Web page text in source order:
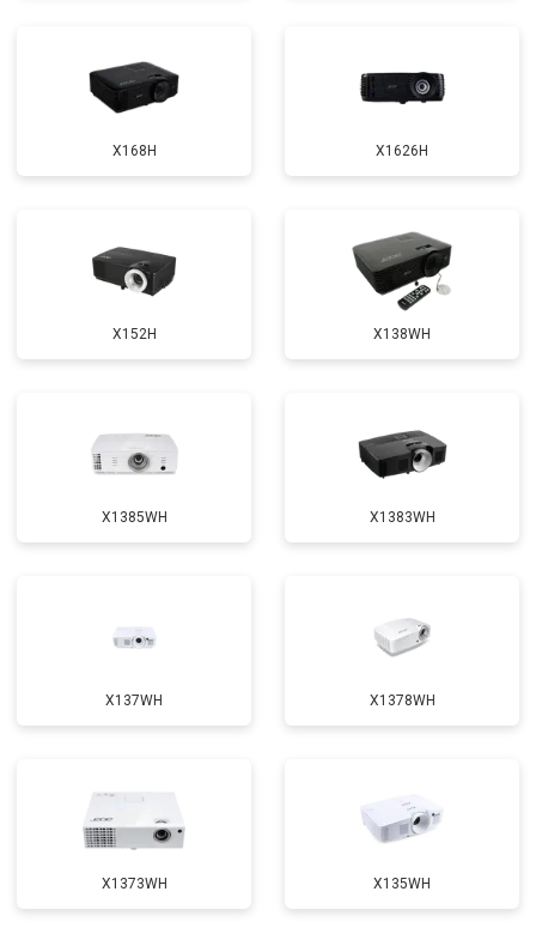
X168H X1626H
X152H X138WH
X1385WH X1383WH
X137WH X1378WH
X1373WH X135WH